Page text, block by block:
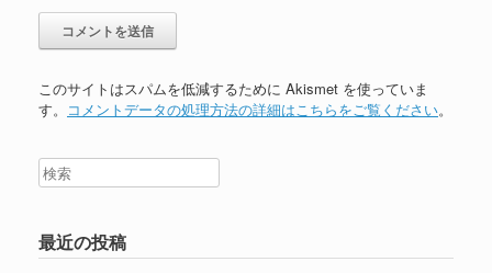
このサイトはスパムを低減するために Akismet を使っていま
す。 コメントデータの処理方法の詳細はこちらをご覧ください。
最近の投稿